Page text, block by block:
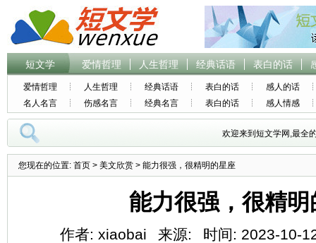
短文学 爱情哲理 人生哲理 经典话语 表白的话
爱情哲理 人生哲理 经典话语 表白的话
感人的话
名人名言
伤感名言 经典名言 表白的话 感人情感
欢迎来到短文学网,最全
您现在的位置: 首页 > 美文欣赏 > 能力很强，很精明的星座
能力很强，很精明
作者: xiaobai 来源: 时间: 2023-10-